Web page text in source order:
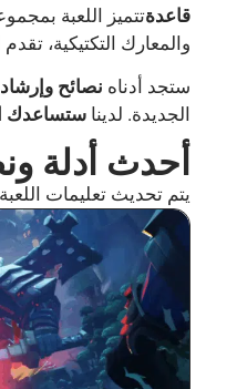
قاعدةتتميز اللعبة
والمعارك التكتيكية،
ستجد أدناه نصائح
الجديدة. لدينا ستساعدك
أحدث أدلة
يتم تحديث تعليمات